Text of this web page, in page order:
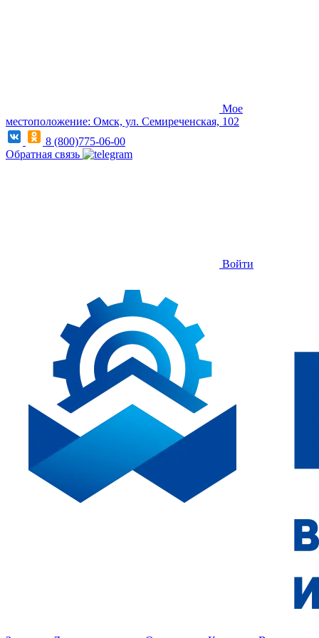
Мое
местоположение: Омск, ул. Семиреченская, 102
8 (800)775-06-00
Обратная связь
Войти